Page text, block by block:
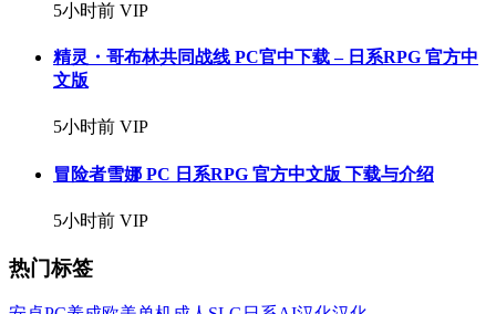
5小时前 VIP
精灵・哥布林共同战线 PC官中下载 – 日系RPG 官方中
文版
5小时前 VIP
冒险者雪娜 PC 日系RPG 官方中文版 下载与介绍
5小时前 VIP
热门标签